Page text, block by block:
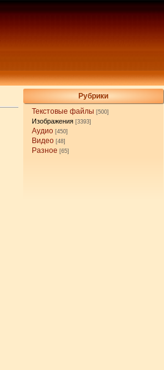
Рубрики
Текстовые файлы [500]
Изображения [3393]
Аудио [450]
Видео [48]
Разное [65]